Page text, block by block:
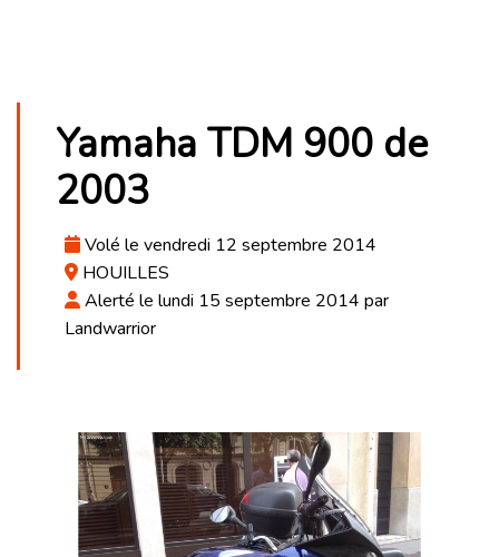
Yamaha TDM 900 de
2003
Volé le vendredi 12 septembre 2014
HOUILLES
Alerté le lundi 15 septembre 2014 par
Landwarrior